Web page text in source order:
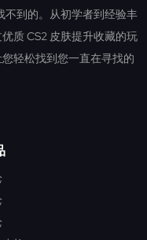
不到的。从初学者到经验丰
质 CS2 皮肤提升收藏的玩
轻松找到您一直在寻找的